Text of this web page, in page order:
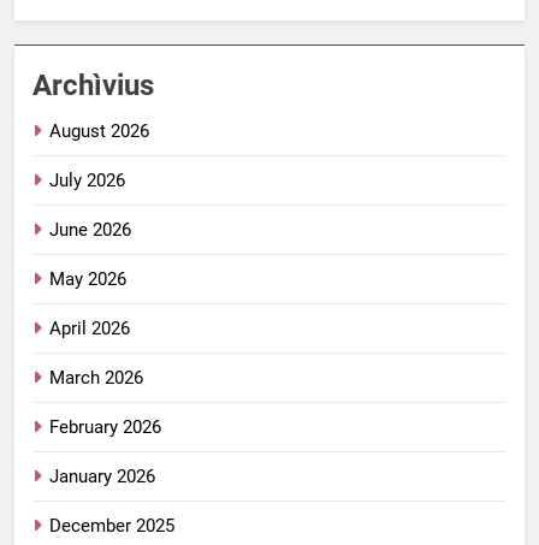
Archìvius
August 2026
July 2026
June 2026
May 2026
April 2026
March 2026
February 2026
January 2026
December 2025